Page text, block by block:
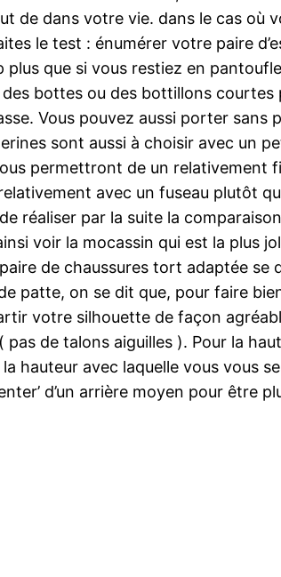
de dans votre vie. dans le cas où
le test : énumérer votre paire
que si vous restiez en
bottes ou des bottillons
Vous pouvez aussi porter
sont aussi à choisir avec un
permettront de un
avec un fuseau plutôt
réaliser par la suite la
voir la mocassin qui est la plus
de chaussures tort adaptée
patte, on se dit que, pour faire
votre silhouette de façon
de talons aiguilles ). Pour la
hauteur avec laquelle vous vous
d’un arrière moyen pour être